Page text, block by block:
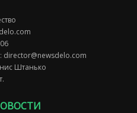
director@newsdelo.com
Штанько